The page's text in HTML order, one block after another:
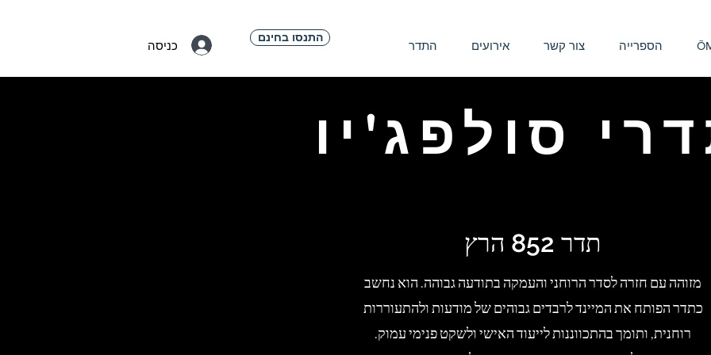
כניסה
התנסו בחינם
הספרייה צור קשר אירועים התדר
סולפג'יו
תדר 852 הרץ
מזוהה עם חזרה לסדר הרוחני והעמקה בתודעה גבוהה. הוא נחשב
כתדר הפותח את המיינד לרבדים גבוהים של מודעות ולהתעוררות
רוחנית, ותומך בהתכווננות לייעוד האישי ולשקט פנימי עמוק.